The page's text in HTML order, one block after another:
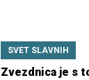
SVET SLAVNIH
Zvezdnica je s